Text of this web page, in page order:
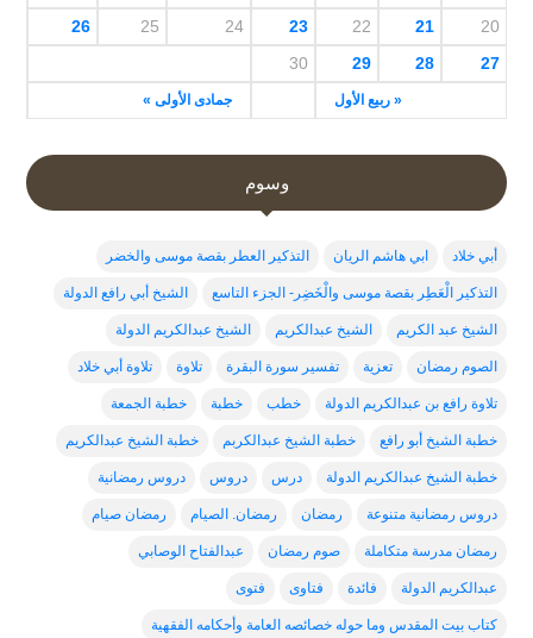
« ربيع الأول جمادى الأولى »
20
21
22
23
24
25
26
27
28
29
30
وسوم
أبي خلاد ابي هاشم الريان التذكير العطر بقصة موسى والخضر
التذكير الْعَطِر بقصة موسى والْخَضِر- الجزء التاسع الشيخ أبي رافع الدولة
الشيخ عبد الكريم الشيخ عبدالكريم الشيخ عبدالكريم الدولة
الصوم رمضان تعزية تفسير سورة البقرة تلاوة تلاوة أبي خلاد
تلاوة رافع بن عبدالكريم الدولة خطب خطبة خطبة الجمعة
خطبة الشيخ أبو رافع خطبة الشيخ عبدالكربم خطبة الشيخ عبدالكريم
خطبة الشيخ عبدالكريم الدولة درس دروس دروس رمضانية
دروس رمضانية متنوعة رمضان رمضان. الصيام رمضان صيام
رمضان مدرسة متكاملة صوم رمضان عبدالفتاح الوصابي
عبدالكريم الدولة فائدة فتاوى فتوى
كتاب بيت المقدس وما حوله خصائصه العامة وأحكامه الفقهية